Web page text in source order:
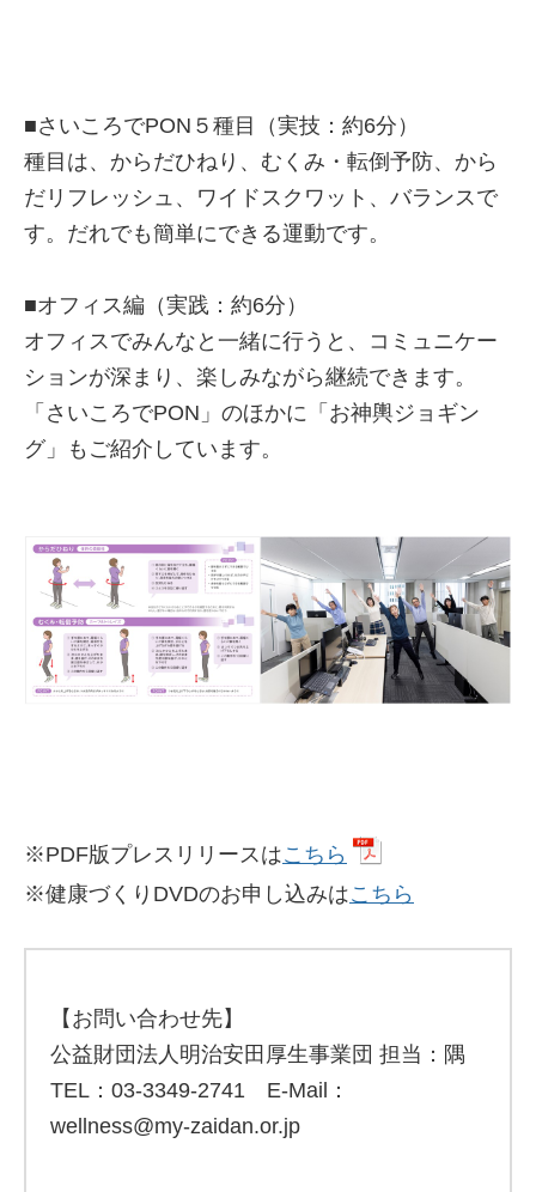
■さいころでPON５種目（実技：約6分）
種目は、からだひねり、むくみ・転倒予防、から
だリフレッシュ、ワイドスクワット、バランスで
す。だれでも簡単にできる運動です。
■オフィス編（実践：約6分）
オフィスでみんなと一緒に行うと、コミュニケー
ションが深まり、楽しみながら継続できます。
「さいころでPON」のほかに「お神輿ジョギン
グ」もご紹介しています。
※PDF版プレスリリースはこちら
※健康づくりDVDのお申し込みはこちら
【お問い合わせ先】
公益財団法人明治安田厚生事業団 担当：隅
TEL：03-3349-2741 E-Mail：
wellness@my-zaidan.or.jp